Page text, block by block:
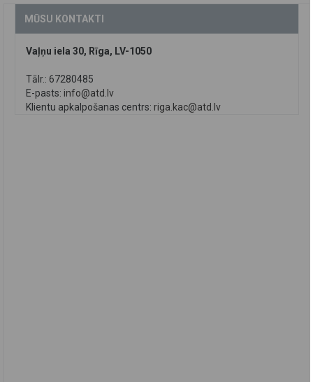
MŪSU KONTAKTI
Vaļņu iela 30, Rīga, LV-1050
Tālr.: 67280485
E-pasts: info@atd.lv
Klientu apkalpošanas centrs: riga.kac@atd.lv